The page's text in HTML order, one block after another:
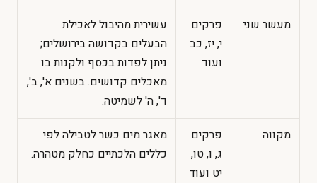
מעשר שני
פרקים
י, יז, כב
ועוד
עשירית מהיבול לאכילת
הבעלים בקדושה בירושלים;
ניתן לפדות בכסף ולקנות בו
מאכלים קדושים. בשנים א', ב',
ד', ה' לשמיטה.
מקווה
פרקים
ג, ו, טו,
יט ועוד
מאגר מים כשר לטבילה לפי
כללים הלכתיים כחלק מטהרה.